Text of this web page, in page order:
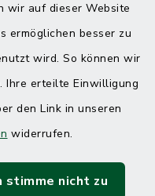
wir auf dieser Website
ermöglichen besser zu
wird. So können wir
Ihre erteilte Einwilligung
den Link in unseren
widerrufen.
stimme nicht zu